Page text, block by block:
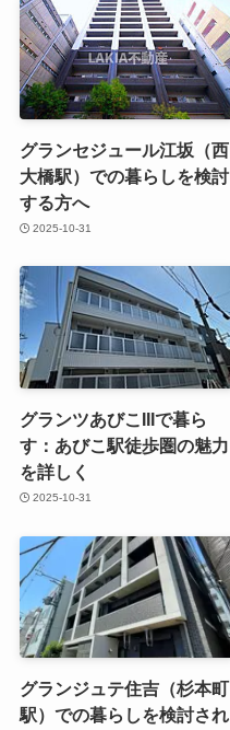
グランセジュール江坂（西
大橋駅）での暮らしを検討
する方へ
2025-10-31
グランツあびこIIIで暮ら
す：あびこ駅徒歩圏の魅力
を詳しく
2025-10-31
グランジュテ住吉（杉本町
駅）での暮らしを検討され